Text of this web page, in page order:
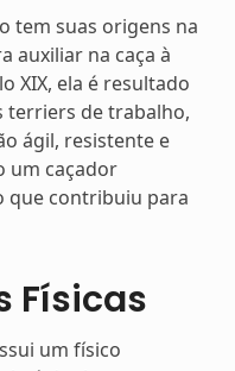
tem suas origens na
auxiliar na caça à
XIX, ela é resultado
terriers de trabalho,
ágil, resistente e
um caçador
que contribuiu para
Físicas
um físico